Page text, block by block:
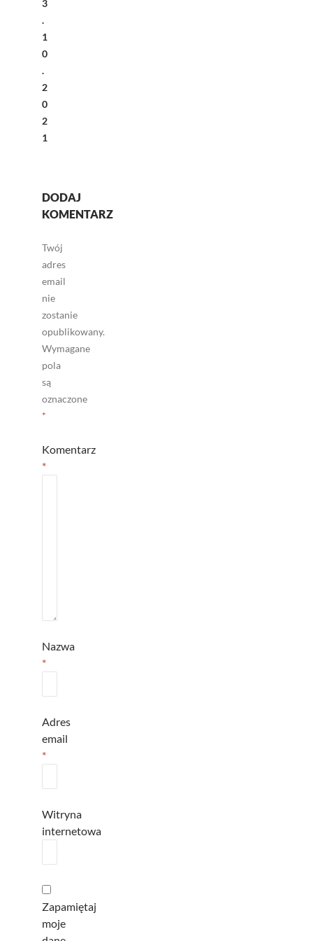
3
.
1
0
.
2
0
2
1
DODAJ
KOMENTARZ
Twój
adres
email
nie
zostanie
opublikowany.
Wymagane
pola
są
oznaczone
*
Komentarz
*
Nazwa
*
Adres
email
*
Witryna
internetowa
Zapamiętaj
moje